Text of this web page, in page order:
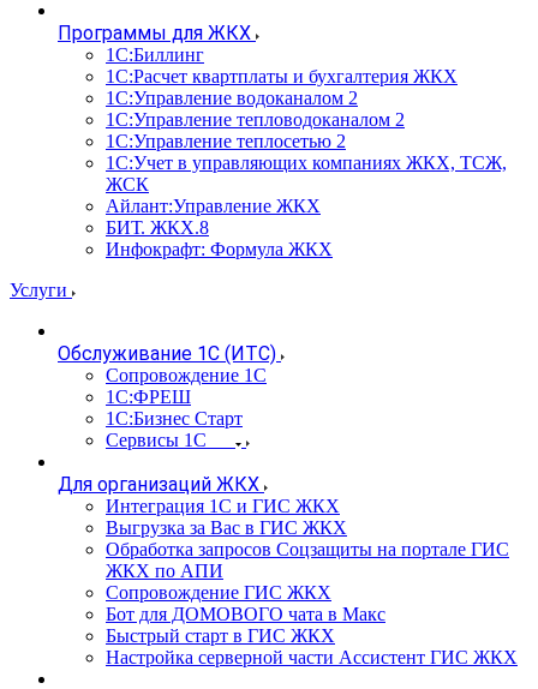
Программы для ЖКХ
1С:Биллинг
1С:Расчет квартплаты и бухгалтерия ЖКХ
1С:Управление водоканалом 2
1С:Управление тепловодоканалом 2
1С:Управление теплосетью 2
1С:Учет в управляющих компаниях ЖКХ, ТСЖ,
ЖСК
Айлант:Управление ЖКХ
БИТ. ЖКХ.8
Инфокрафт: Формула ЖКХ
Услуги
Обслуживание 1С (ИТС)
Сопровождение 1С
1С:ФРЕШ
1С:Бизнес Старт
Сервисы 1С
Для организаций ЖКХ
Интеграция 1С и ГИС ЖКХ
Выгрузка за Вас в ГИС ЖКХ
Обработка запросов Соцзащиты на портале ГИС
ЖКХ по АПИ
Сопровождение ГИС ЖКХ
Бот для ДОМОВОГО чата в Макс
Быстрый старт в ГИС ЖКХ
Настройка серверной части Ассистент ГИС ЖКХ